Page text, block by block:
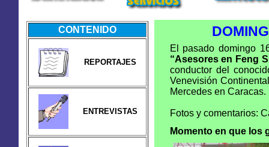
CONTENIDO
REPORTAJES
ENTREVISTAS
El pasado domingo
“Asesores en Feng
conductor del
Venevisión
Mercedes en Caracas.
Fotos y comentarios:
Momento en que